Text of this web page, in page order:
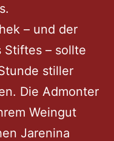
– und der
Stiftes – sollte
stiller
Die Admonter
Weingut
Jarenina